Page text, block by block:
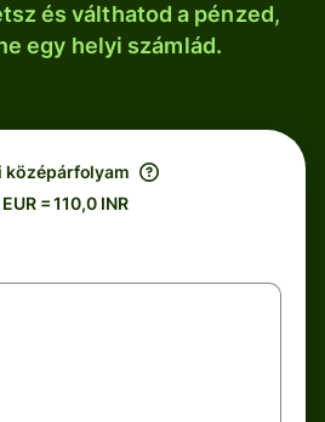
és válthatod a pénzed,
egy helyi számlád.
középárfolyam
= 110,0 INR